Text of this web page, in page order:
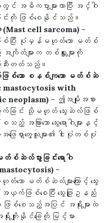
ကပွားများလာပြီး အင်္ဂါ
ခြင်းကို ဖြစ်စေနိုင်သည်။
cell sarcoma) –
းဖြစ်ပြီး ပုံမှန်မဟုတ်သော မတ်စ်
ကျိတ်များက တစ်ရှူးများကို
ဆီးတတ်သည်။
လျက်ဖြစ်သော စနစ်ကျသော မတ်စ်ဆဲ
mastocytosis with
neoplasm) – ဤအမျိုးအစား
ြင်း သို့မဟုတ် သွေးဆဲလ်ဖြစ်
ားသော သွေးရောဂါများနှင့်
အဖြေရှာတွေ့သူများ၏ ငါးပုံတစ်ပုံ
စ်ဆဲလ်ပွားခြင်းရောဂါ
–
ာ မတ်စ်ဆဲလ်များကြောင့် သွေး
ဖြစ်စေပြီး သွေးဖြူဥနည်း
တို့ ဖြစ်စေသည့်အပြင် အရိုးများထဲ
ကျိုးနိုင်ခြေကို မြင့်မား